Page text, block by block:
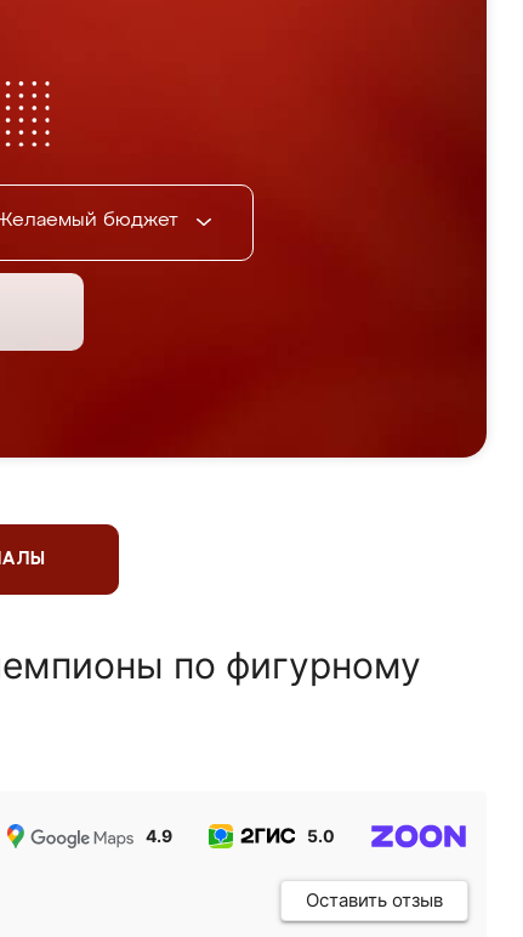
бюджет
по фигурному
4.9 5.0
Оставить отзыв